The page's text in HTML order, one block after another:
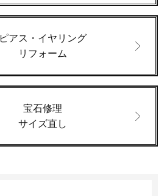
ピアス・イヤリング
リフォーム
宝石修理
サイズ直し